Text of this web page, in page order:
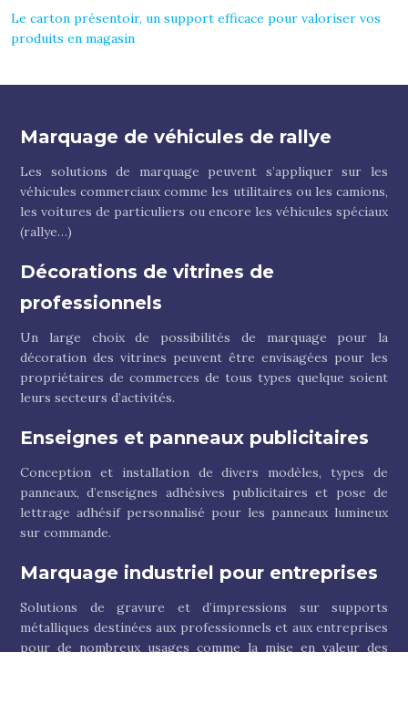
Le carton présentoir, un support efficace pour valoriser vos
produits en magasin
Marquage de véhicules de rallye
Les solutions de marquage peuvent s’appliquer sur les
véhicules commerciaux comme les utilitaires ou les camions,
les voitures de particuliers ou encore les véhicules spéciaux
(rallye…)
Décorations de vitrines de
professionnels
Un large choix de possibilités de marquage pour la
décoration des vitrines peuvent être envisagées pour les
propriétaires de commerces de tous types quelque soient
leurs secteurs d’activités.
Enseignes et panneaux publicitaires
Conception et installation de divers modèles, types de
panneaux, d’enseignes adhésives publicitaires et pose de
lettrage adhésif personnalisé pour les panneaux lumineux
sur commande.
Marquage industriel pour entreprises
Solutions de gravure et d’impressions sur supports
métalliques destinées aux professionnels et aux entreprises
pour de nombreux usages comme la mise en valeur des